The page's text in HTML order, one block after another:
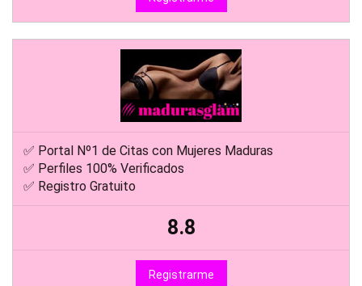
8.7
Registrarme
✅ Portal Nº1 de Citas con Mujeres Maduras